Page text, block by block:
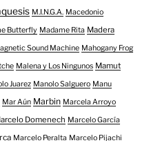
M.I.N.G.A. Macedonio
Butterfly Madame Rita Madera
Sound Machine Mahogany Frog
Malena y Los Ningunos Mamut
Juarez Manolo Salguero Manu
Mar Aún Marbin Marcela Arroyo
Domenech Marcelo García
Marcelo Peralta Marcelo Pijachi